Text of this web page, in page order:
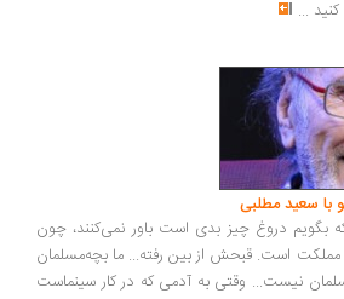
مطلبی
دروغ چیز بدی است باور نمی‌کنند، چون
قبحش از بین رفته... ما بچه‌مسلمان
وقتی به آدمی که در کار سینماست